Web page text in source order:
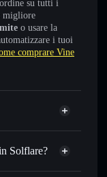
su tutti i
migliore
o usare la
i tuoi
comprare Vine
Solflare?